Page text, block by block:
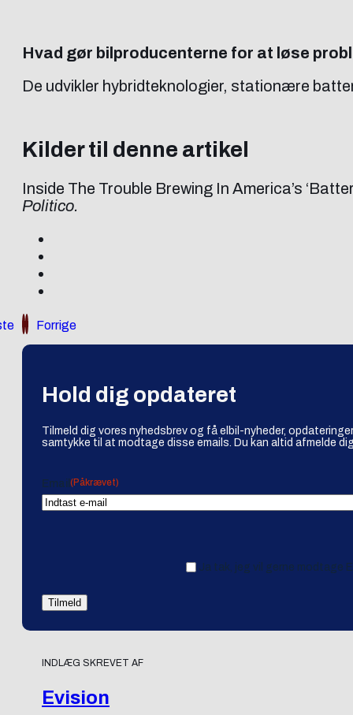
Hvad gør bilproducenterne for at løse
De udvikler hybridteknologier, stationære
Kilder til denne artikel
Inside The Trouble Brewing In America’s
Politico.
Forrige
Hold dig opdateret
Tilmeld dig vores nyhedsbrev og få elbil-nyheder,
samtykke til at modtage disse emails. Du kan altid afmelde
Email (Påkrævet)
Ja tak, jeg vil gerne modtage
INDLÆG SKREVET AF
Evision